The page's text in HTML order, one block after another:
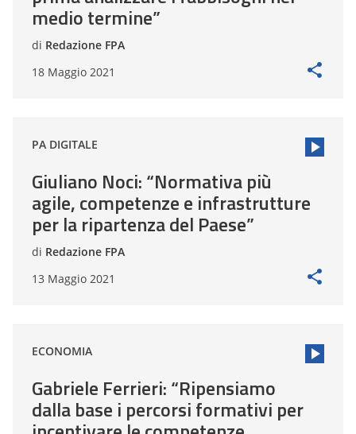
medio termine”
di Redazione FPA
18 Maggio 2021
PA DIGITALE
Giuliano Noci: “Normativa più
agile, competenze e infrastrutture
per la ripartenza del Paese”
di Redazione FPA
13 Maggio 2021
ECONOMIA
Gabriele Ferrieri: “Ripensiamo
dalla base i percorsi formativi per